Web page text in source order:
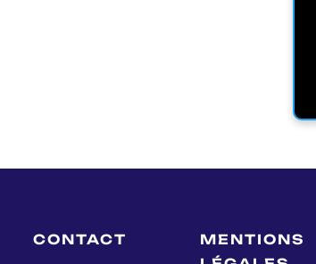
CONTACT
MENTIONS